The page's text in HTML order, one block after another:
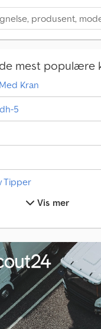
mest populære
Kran
5
Tipper
Vis mer